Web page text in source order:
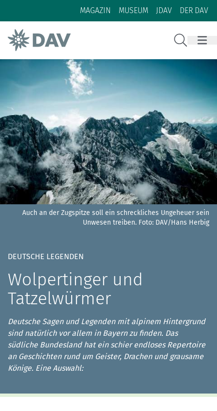
Zum Inhalt
Zur Footer-Navigation
MAGAZIN MUSEUM JDAV DER DAV
Auch an der Zugspitze soll ein schreckliches Ungeheuer sein
Unwesen treiben. Foto: DAV/Hans Herbig
DEUTSCHE LEGENDEN
Wolpertinger und
Tatzelwürmer
Deutsche Sagen und Legenden mit alpinem Hintergrund
sind natürlich vor allem in Bayern zu finden. Das
südliche Bundesland hat ein schier endloses Repertoire
an Geschichten rund um Geister, Drachen und grausame
Könige. Eine Auswahl: